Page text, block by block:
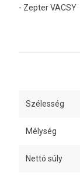
- Zepter VACSY
Szélesség
Mélység
Nettó súly